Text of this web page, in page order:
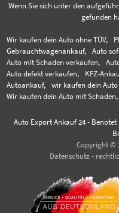
Wenn Sie sich unter den
gefunden
Wir kaufen dein Auto ohne TÜV,
Gebrauchtwagenankauf,
Auto
Auto mit Schaden verkaufen,
Auto defekt verkaufen,
KFZ-
Autoankauf,
wir kaufen dein
Wir kaufen dein Auto mit Schaden,
Auto Export Ankauf 24- Benotet
Copyright ©
Datenschutz -